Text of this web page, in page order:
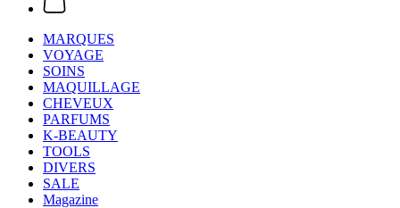
MARQUES
VOYAGE
SOINS
MAQUILLAGE
CHEVEUX
PARFUMS
K-BEAUTY
TOOLS
DIVERS
SALE
Magazine